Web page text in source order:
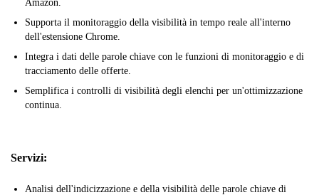
Amazon.
Supporta il monitoraggio della visibilità in tempo reale all'interno
dell'estensione Chrome.
Integra i dati delle parole chiave con le funzioni di monitoraggio e di
tracciamento delle offerte.
Semplifica i controlli di visibilità degli elenchi per un'ottimizzazione
continua.
Servizi:
Analisi dell'indicizzazione e della visibilità delle parole chiave di